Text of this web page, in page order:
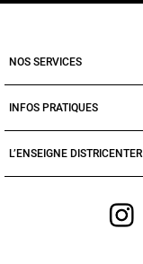
NOS SERVICES
INFOS PRATIQUES
L’ENSEIGNE DISTRICENTER